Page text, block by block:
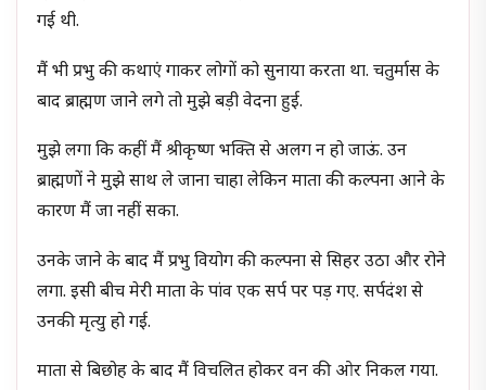
गई थी.
मैं भी प्रभु की कथाएं गाकर लोगों को सुनाया करता था. चतुर्मास के
बाद ब्राह्मण जाने लगे तो मुझे बड़ी वेदना हुई.
मुझे लगा कि कहीं मैं श्रीकृष्ण भक्ति से अलग न हो जाऊं. उन
ब्राह्मणों ने मुझे साथ ले जाना चाहा लेकिन माता की कल्पना आने के
कारण मैं जा नहीं सका.
उनके जाने के बाद मैं प्रभु वियोग की कल्पना से सिहर उठा और रोने
लगा. इसी बीच मेरी माता के पांव एक सर्प पर पड़ गए. सर्पदंश से
उनकी मृत्यु हो गई.
माता से बिछोह के बाद मैं विचलित होकर वन की ओर निकल गया.